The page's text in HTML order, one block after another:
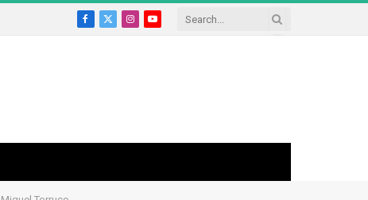
Facebook
X
InstagramYouTube